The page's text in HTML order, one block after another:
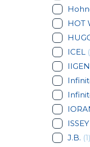
HOT
ICEL
IIGEN
J.B. (1)